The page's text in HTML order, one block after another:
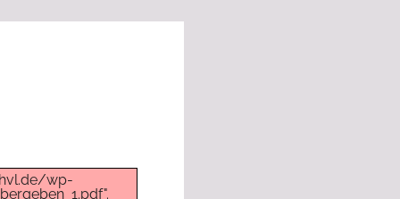
wp-